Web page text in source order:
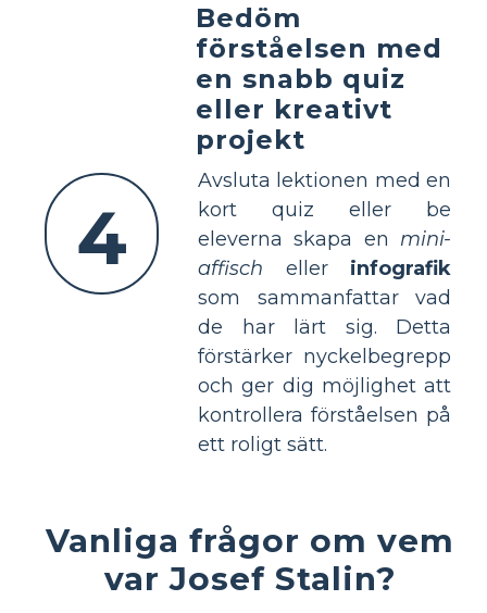
4
Bedöm
förståelsen med
en snabb quiz
eller kreativt
projekt
Avsluta lektionen med en
kort quiz eller be
eleverna skapa en mini-
affisch eller infografik
som sammanfattar vad
de har lärt sig. Detta
förstärker nyckelbegrepp
och ger dig möjlighet att
kontrollera förståelsen på
ett roligt sätt.
Vanliga frågor om vem
var Josef Stalin?